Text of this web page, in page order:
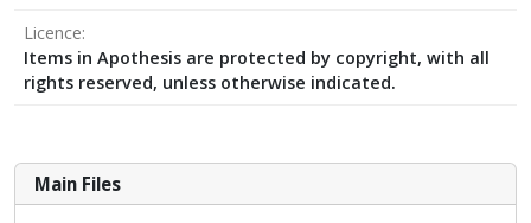
issues identified, captured and analyzed are social
inequality, social justice, religious pluralism, religious
and cultural diversity, human rights-children, alienation-
Licence
Items in Apothesis are protected by copyright, with all
rights reserved, unless otherwise indicated.
Main Files